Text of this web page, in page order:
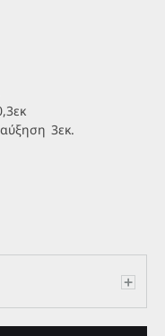
3εκ.